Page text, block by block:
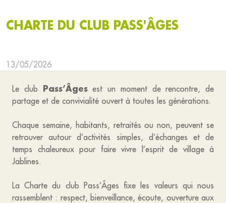
CHARTE DU CLUB PASS'ÂGES
13/05/2026
Le club Pass’Âgesest un moment de rencontre, de
partage et de convivialité ouvert à toutes les générations.
Chaque semaine, habitants, retraités ou non, peuvent se
retrouver autour d’activités simples, d’échanges et de
temps chaleureux pour faire vivre l’esprit de village à
Jablines.
La Charte du club Pass’Âges fixe les valeurs qui nous
rassemblent : respect, bienveillance, écoute, ouverture aux